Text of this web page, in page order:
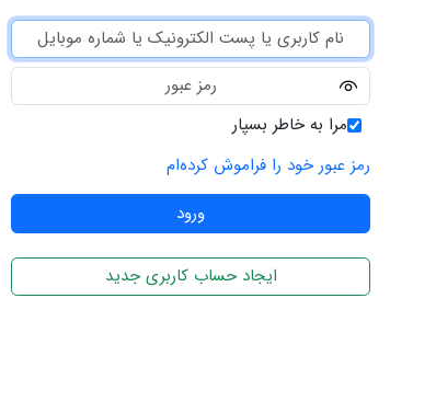
مرا به خاطر بسپار
رمز عبور خود را فراموش کرده‌ام
ایجاد حساب کاربری جدید